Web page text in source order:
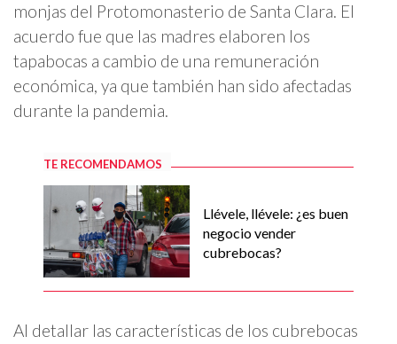
monjas del Protomonasterio de Santa Clara. El
acuerdo fue que las madres elaboren los
tapabocas a cambio de una remuneración
económica, ya que también han sido afectadas
durante la pandemia.
TE RECOMENDAMOS
Llévele, llévele: ¿es buen
negocio vender
cubrebocas?
Al detallar las características de los cubrebocas